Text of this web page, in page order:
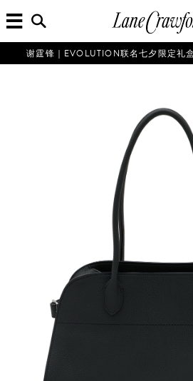
单
入
搜
索
信
息...
谢霆锋｜EVOLUTION联名七夕限定礼